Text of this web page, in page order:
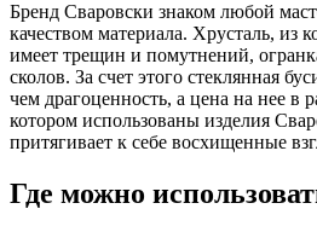
Бренд Сваровски знаком любой
качеством материала. Хрусталь, из
имеет трещин и помутнений,
сколов. За счет этого стеклянная
чем драгоценность, а цена на нее в
котором использованы изделия
притягивает к себе восхищенные
Где можно